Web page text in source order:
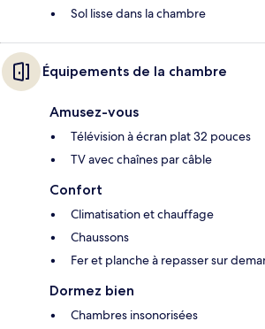
Sol lisse dans la chambre
Équipements de la chambre
Amusez-vous
Télévision à écran plat 32 pouces
TV avec chaînes par câble
Confort
Climatisation et chauffage
Chaussons
Fer et planche à repasser sur
Dormez bien
Chambres insonorisées